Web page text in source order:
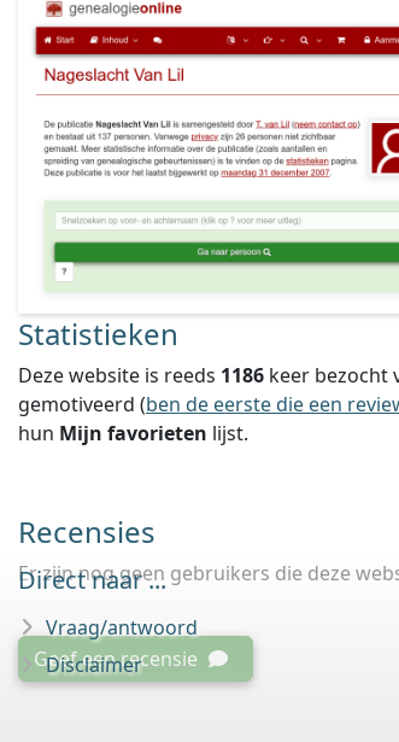
Statistieken
Deze website is reeds 1186 keer bezocht
gemotiveerd (ben de eerste die een
hun Mijn favorieten lijst.
Recensies
Er zijn nog geen gebruikers die deze
Geef een recensie
Direct naar ...
Vraag/antwoord
Disclaimer